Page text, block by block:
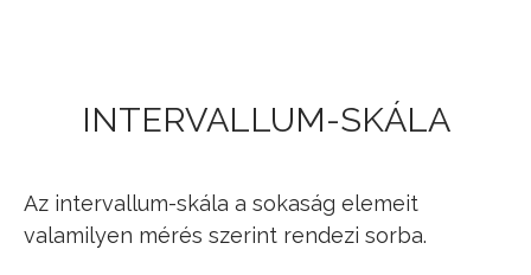
INTERVALLUM-SKÁLA
Az intervallum-skála a sokaság elemeit
valamilyen mérés szerint rendezi sorba.